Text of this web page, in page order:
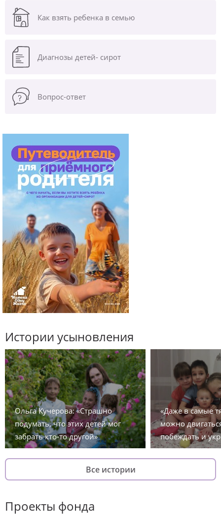
Как взять ребенка в семью
Диагнозы детей- сирот
Вопрос-ответ
Истории усыновления
Ольга Кучерова: «Страшно
подумать, что этих детей мог
забрать кто-то другой»
«Даже в самые
можно
побеждать и
Все истории
Проекты фонда